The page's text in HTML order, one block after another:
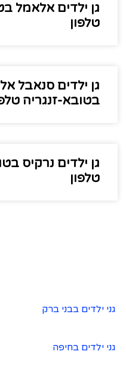
גן ילדים אלאמל
טלפון
גן ילדים סנאבל
בטובא-זנגריה
גן ילדים נרקיס
טלפון
גני ילדים בבני ברק
גני ילדים בחיפה